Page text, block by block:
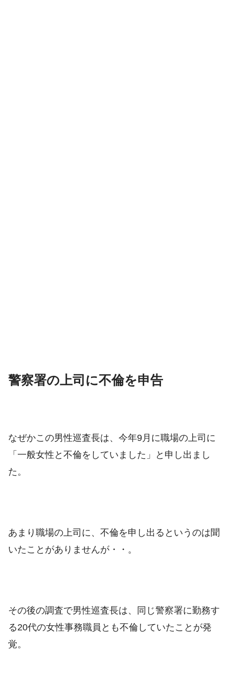
警察署の上司に不倫を申告
なぜかこの男性巡査長は、今年9月に職場の上司に
「一般女性と不倫をしていました」と申し出まし
た。
あまり職場の上司に、不倫を申し出るというのは聞
いたことがありませんが・・。
その後の調査で男性巡査長は、同じ警察署に勤務す
る20代の女性事務職員とも不倫していたことが発
覚。